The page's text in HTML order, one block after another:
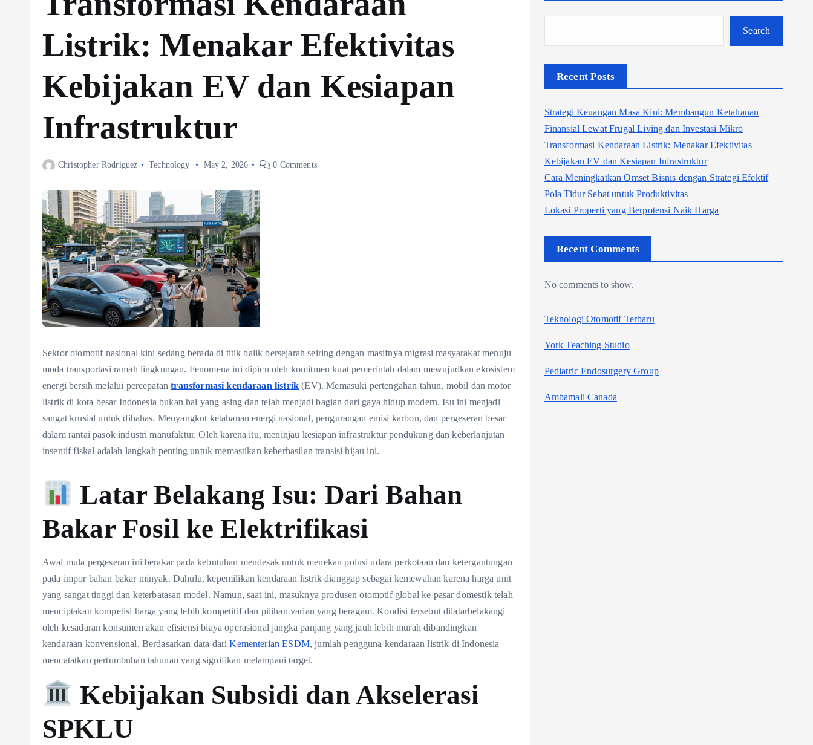
Listrik: Menakar Efektivitas
Kebijakan EV dan Kesiapan
Infrastruktur
Christopher Rodriguez Technology May 2, 2026 0 Comments
Sektor otomotif nasional kini sedang berada di titik balik bersejarah seiring dengan masifnya migrasi masyarakat menuju
moda transportasi ramah lingkungan. Fenomena ini dipicu oleh komitmen kuat pemerintah dalam mewujudkan ekosistem
energi bersih melalui percepatantransformasi kendaraan listrik (EV). Memasuki pertengahan tahun, mobil dan motor
listrik di kota besar Indonesia bukan hal yang asing dan telah menjadi bagian dari gaya hidup modern. Isu ini menjadi
sangat krusial untuk dibahas. Menyangkut ketahanan energi nasional, pengurangan emisi karbon, dan pergeseran besar
dalam rantai pasok industri manufaktur. Oleh karena itu, meninjau kesiapan infrastruktur pendukung dan keberlanjutan
insentif fiskal adalah langkah penting untuk memastikan keberhasilan transisi hijau ini.
Latar Belakang Isu: Dari Bahan
Bakar Fosil ke Elektrifikasi
Awal mula pergeseran ini berakar pada kebutuhan mendesak untuk menekan polusi udara perkotaan dan ketergantungan
pada impor bahan bakar minyak. Dahulu, kepemilikan kendaraan listrik dianggap sebagai kemewahan karena harga unit
yang sangat tinggi dan keterbatasan model. Namun, saat ini, masuknya produsen otomotif global ke pasar domestik telah
menciptakan kompetisi harga yang lebih kompetitif dan pilihan varian yang beragam. Kondisi tersebut dilatarbelakangi
oleh kesadaran konsumen akan efisiensi biaya operasional jangka panjang yang jauh lebih murah dibandingkan
kendaraan konvensional. Berdasarkan data dariKementerian ESDM, jumlah pengguna kendaraan listrik di Indonesia
mencatatkan pertumbuhan tahunan yang signifikan melampaui target.
Kebijakan Subsidi dan Akselerasi
SPKLU
Search
Recent Posts
Strategi Keuangan Masa Kini: Membangun Ketahanan
Finansial Lewat Frugal Living dan Investasi Mikro
Transformasi Kendaraan Listrik: Menakar Efektivitas
Kebijakan EV dan Kesiapan Infrastruktur
Cara Meningkatkan Omset Bisnis dengan Strategi Efektif
Pola Tidur Sehat untuk Produktivitas
Lokasi Properti yang Berpotensi Naik Harga
Recent Comments
No comments to show.
Teknologi Otomotif Terbaru
York Teaching Studio
Pediatric Endosurgery Group
Ambamali Canada